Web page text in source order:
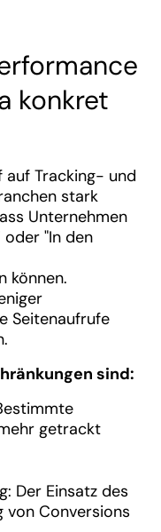
konkret
Tracking- und
stark
Unternehmen
oder "In den
können.
Seitenaufrufe
sind:
getrackt
Der Einsatz des
von Conversions